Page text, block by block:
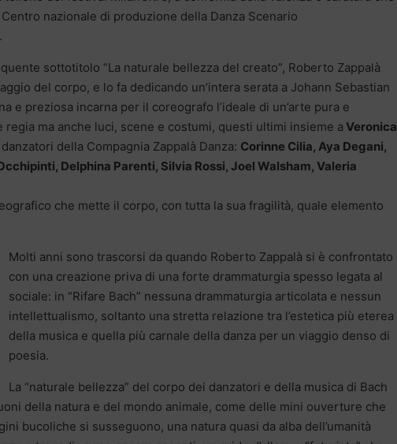
nazionale di produzione della Danza Scenario
sottotitolo “La naturale bellezza del creato”, Roberto Zappalà
del corpo, e lo fa dedicando un’intera serata a Johann Sebastian
e preziosa incarna per il coreografo l’ideale di un’arte pura e
regia ma anche luci, scene e costumi, questi ultimi insieme a Veronica
della Compagnia Zappalà Danza: Corinne Cilia, Aya Degani,
Delphina Parenti, Silvia Rossi, Joel Walsham, Valeria
che mette il corpo, con tutta la sua fragilità, quale elemento
Molti anni sono trascorsi da quando Roberto Zappalà si è confrontato
con una creazione priva di una forte drammaturgia spesso legata al
sociale: in “Rifare Bach” nessuna drammaturgia articolata e nessun
intellettualismo, soltanto una stretta relazione tra l’estetica più eterea
della musica e quella più carnale della danza per un viaggio denso di
poesia.
La “naturale bellezza” del corpo dei danzatori e della musica di Bach
della natura e del mondo animale, come delle mini ouverture che
bucoliche si susseguono, una natura quasi da alba dell’umanità